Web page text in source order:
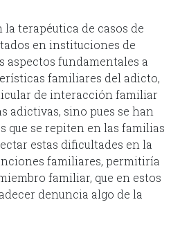
la terapéutica de casos de
en instituciones de
aspectos fundamentales a
familiares del adicto,
de interacción familiar
adictivas, sino pues se han
que se repiten en las familias
estas dificultades en la
familiares, permitiría
familiar, que en estos
denuncia algo de la